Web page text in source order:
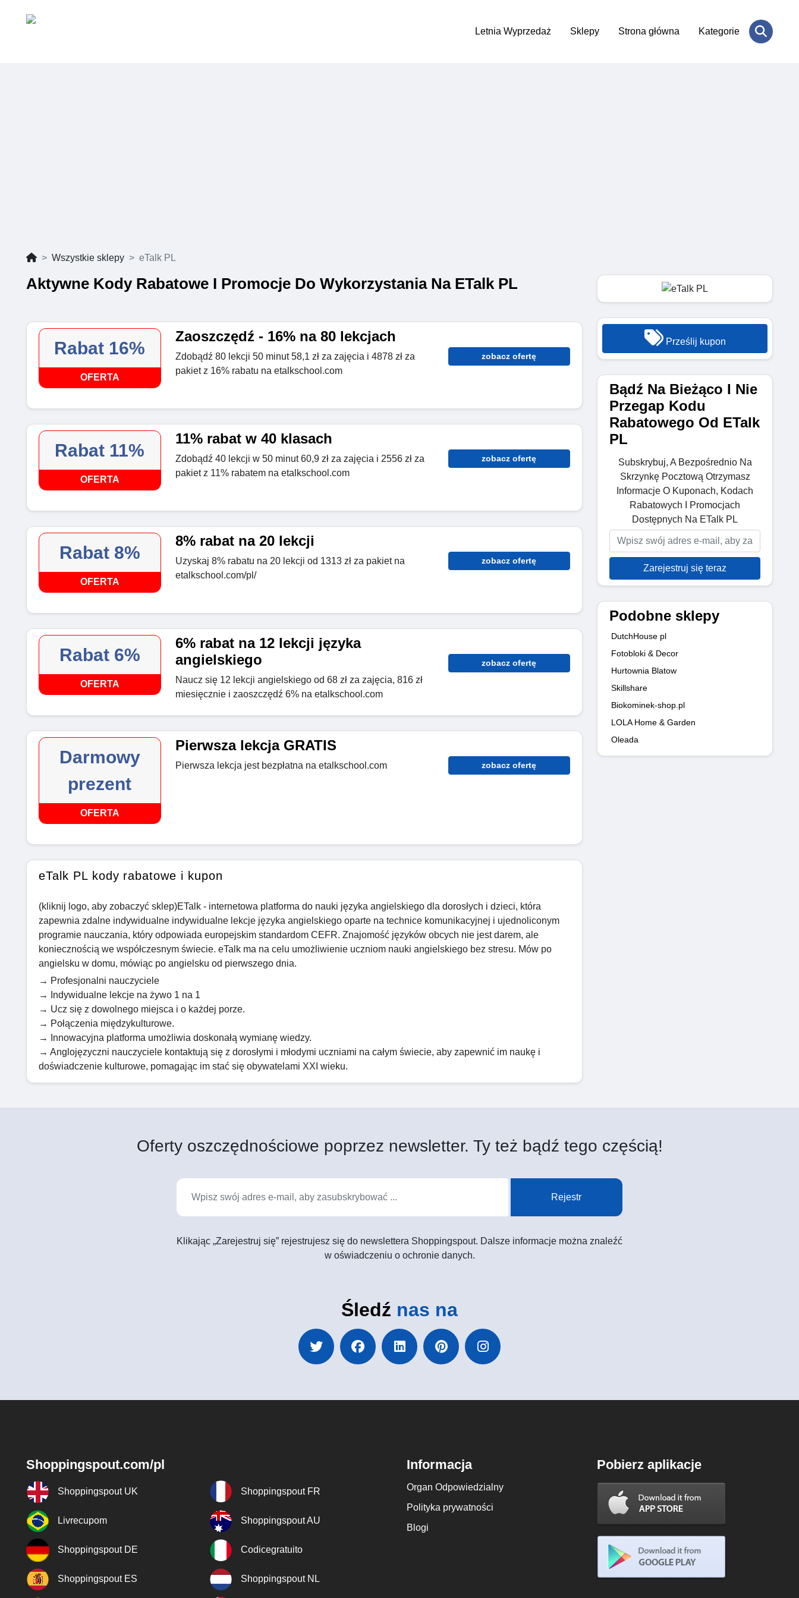
Letnia Wyprzedaż Sklepy Strona główna Kategorie
Wszystkie sklepy eTalk PL
Aktywne Kody Rabatowe I Promocje Do Wykorzystania Na ETalk PL
Rabat 16%
OFERTA
Zaoszczędź - 16% na 80 lekcjach
Zdobądź 80 lekcji 50 minut 58,1 zł za zajęcia i 4878 zł za
pakiet z 16% rabatu na etalkschool.com
zobacz ofertę
Rabat 11%
OFERTA
11% rabat w 40 klasach
Zdobądź 40 lekcji w 50 minut 60,9 zł za zajęcia i 2556 zł za
pakiet z 11% rabatem na etalkschool.com
zobacz ofertę
Rabat 8%
OFERTA
8% rabat na 20 lekcji
Uzyskaj 8% rabatu na 20 lekcji od 1313 zł za pakiet na
etalkschool.com/pl/
zobacz ofertę
Rabat 6%
OFERTA
6% rabat na 12 lekcji języka
angielskiego
Naucz się 12 lekcji angielskiego od 68 zł za zajęcia, 816 zł
miesięcznie i zaoszczędź 6% na etalkschool.com
zobacz ofertę
Darmowy
prezent
OFERTA
Pierwsza lekcja GRATIS
Pierwsza lekcja jest bezpłatna na etalkschool.com zobacz ofertę
eTalk PL kody rabatowe i kupon
(kliknij logo, aby zobaczyć sklep)ETalk - internetowa platforma do nauki języka angielskiego dla dorosłych i dzieci, która
zapewnia zdalne indywidualne indywidualne lekcje języka angielskiego oparte na technice komunikacyjnej i ujednoliconym
programie nauczania, który odpowiada europejskim standardom CEFR. Znajomość języków obcych nie jest darem, ale
koniecznością we współczesnym świecie. eTalk ma na celu umożliwienie uczniom nauki angielskiego bez stresu. Mów po
angielsku w domu, mówiąc po angielsku od pierwszego dnia.
→ Profesjonalni nauczyciele
→ Indywidualne lekcje na żywo 1 na 1
→ Ucz się z dowolnego miejsca i o każdej porze.
→ Połączenia międzykulturowe.
→ Innowacyjna platforma umożliwia doskonałą wymianę wiedzy.
→ Anglojęzyczni nauczyciele kontaktują się z dorosłymi i młodymi uczniami na całym świecie, aby zapewnić im naukę i
doświadczenie kulturowe, pomagając im stać się obywatelami XXI wieku.
Prześlij kupon
Bądź Na Bieżąco I Nie
Przegap Kodu
Rabatowego Od ETalk
PL
Subskrybuj, A Bezpośrednio Na
Skrzynkę Pocztową Otrzymasz
Informacje O Kuponach, Kodach
Rabatowych I Promocjach
Dostępnych Na ETalk PL
Zarejestruj się teraz
Podobne sklepy
DutchHouse pl
Fotobloki & Decor
Hurtownia Blatow
Skillshare
Biokominek-shop.pl
LOLA Home & Garden
Oleada
Oferty oszczędnościowe poprzez newsletter. Ty też bądź tego częścią!
Rejestr
Klikając „Zarejestruj się” rejestrujesz się do newslettera Shoppingspout. Dalsze informacje można znaleźć
w oświadczeniu o ochronie danych.
Śledź nas na
Shoppingspout.com/pl
Shoppingspout UK Shoppingspout FR
Livrecupom Shoppingspout AU
Shoppingspout DE Codicegratuito
Shoppingspout ES Shoppingspout NL
Informacja
Organ Odpowiedzialny
Polityka prywatności
Blogi
Pobierz aplikacje